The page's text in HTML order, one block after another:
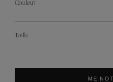
Couleur
Taille
ME